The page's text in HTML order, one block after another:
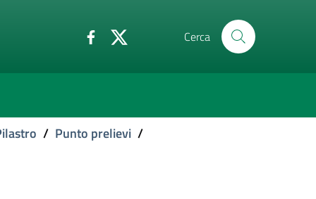
Cerca
/ Punto prelievi /